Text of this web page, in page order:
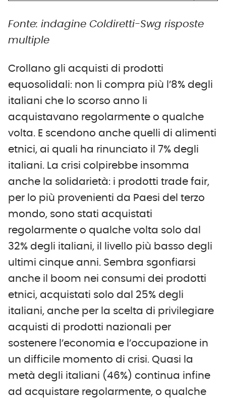
Fonte: indagine Coldiretti-Swg risposte
multiple
Crollano gli acquisti di prodotti
equosolidali: non li compra più l’8% degli
italiani che lo scorso anno li
acquistavano regolarmente o qualche
volta. E scendono anche quelli di alimenti
etnici, ai quali ha rinunciato il 7% degli
italiani. La crisi colpirebbe insomma
anche la solidarietà: i prodotti trade fair,
per lo più provenienti da Paesi del terzo
mondo, sono stati acquistati
regolarmente o qualche volta solo dal
32% degli italiani, il livello più basso degli
ultimi cinque anni. Sembra sgonfiarsi
anche il boom nei consumi dei prodotti
etnici, acquistati solo dal 25% degli
italiani, anche per la scelta di privilegiare
acquisti di prodotti nazionali per
sostenere l’economia e l’occupazione in
un difficile momento di crisi. Quasi la
metà degli italiani (46%) continua infine
ad acquistare regolarmente, o qualche